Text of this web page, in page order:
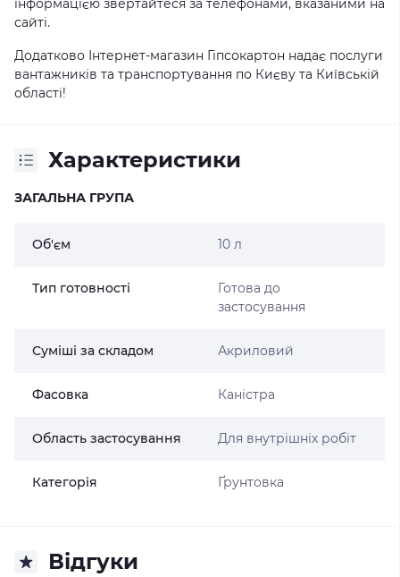
інформацією звертайтеся за телефонами, вказаними на
сайті.
Додатково Інтернет-магазин Гіпсокартон надає послуги
вантажників та транспортування по Києву та Київській
області!
Характеристики
ЗАГАЛЬНА ГРУПА
Об'єм 10 л
Тип готовності
Готова до
застосування
Суміші за складом Акриловий
Фасовка Каністра
Область застосування Для внутрішніх робіт
Категорія Ґрунтовка
Відгуки